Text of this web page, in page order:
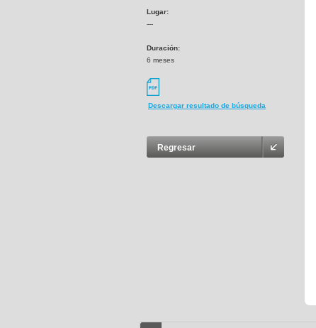
Lugar:
---
Duración:
6 meses
Descargar resultado de búsqueda
Regresar